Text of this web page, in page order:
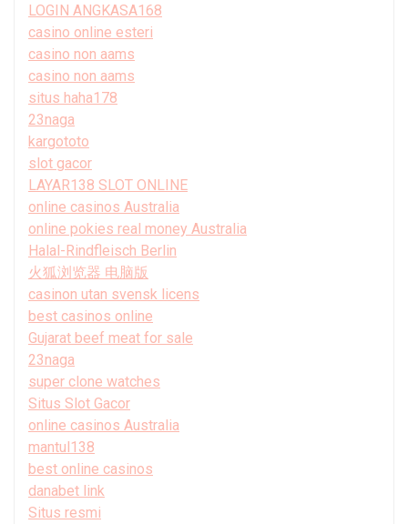
LOGIN ANGKASA168
casino online esteri
casino non aams
casino non aams
situs haha178
23naga
kargototo
slot gacor
LAYAR138 SLOT ONLINE
online casinos Australia
online pokies real money Australia
Halal-Rindfleisch Berlin
火狐浏览器 电脑版
casinon utan svensk licens
best casinos online
Gujarat beef meat for sale
23naga
super clone watches
Situs Slot Gacor
online casinos Australia
mantul138
best online casinos
danabet link
Situs resmi